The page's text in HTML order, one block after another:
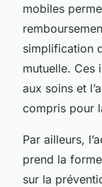
mobiles
simplification
mutuelle. Ces
aux soins et
compris pour
Par ailleurs,
prend la
sur la